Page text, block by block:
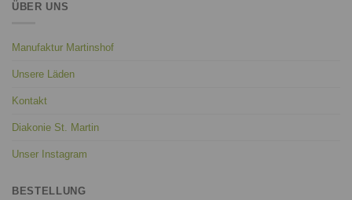
ÜBER UNS
Manufaktur Martinshof
Unsere Läden
Kontakt
Diakonie St. Martin
Unser Instagram
BESTELLUNG